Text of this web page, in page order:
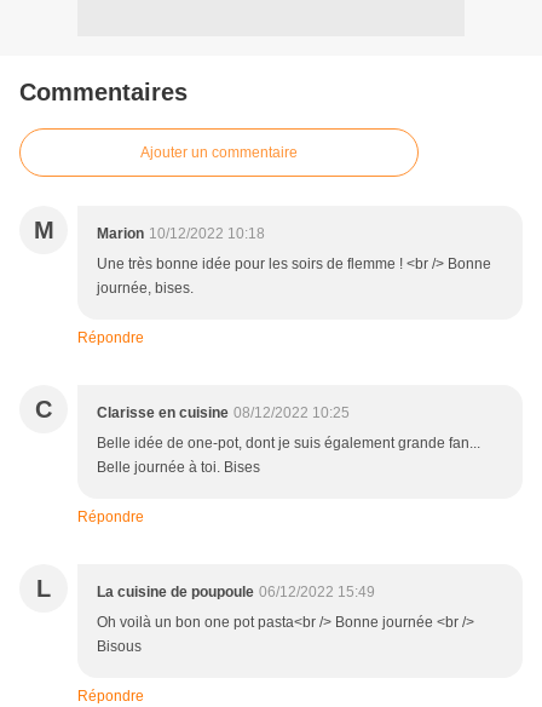
Commentaires
Ajouter un commentaire
M Marion 10/12/2022 10:18
Une très bonne idée pour les soirs de flemme ! <br /> Bonne
journée, bises.
Répondre
C Clarisse en cuisine 08/12/2022 10:25
Belle idée de one-pot, dont je suis également grande fan...
Belle journée à toi. Bises
Répondre
L La cuisine de poupoule 06/12/2022 15:49
Oh voilà un bon one pot pasta<br /> Bonne journée <br />
Bisous
Répondre